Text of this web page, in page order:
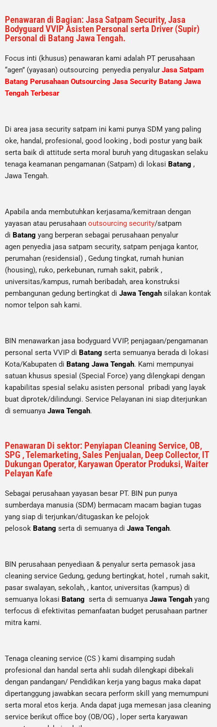
Penawaran di Bagian: Jasa Satpam Security, Jasa
Bodyguard VVIP Asisten Personal serta Driver (Supir)
Personal di Batang Jawa Tengah.
Focus inti (khusus) penawaran kami adalah PT perusahaan
“agen” (yayasan) outsourcing penyedia penyalur Jasa Satpam
Batang Perusahaan Outsourcing Jasa Security Batang Jawa
Tengah Terbesar
Di area jasa security satpam ini kami punya SDM yang paling
oke, handal, profesional, good looking , bodi postur yang baik
serta baik di attitude serta moral buruh yang ditugaskan selaku
tenaga keamanan pengamanan (Satpam) di lokasi Batang ,
Jawa Tengah.
Apabila anda membutuhkan kerjasama/kemitraan dengan
yayasan atau perusahaan outsourcing security/satpam
di Batang yang berperan sebagai perusahaan penyalur
agen penyedia jasa satpam security, satpam penjaga kantor,
perumahan (residensial) , Gedung tingkat, rumah hunian
(housing), ruko, perkebunan, rumah sakit, pabrik ,
universitas/kampus, rumah beribadah, area konstruksi
pembangunan gedung bertingkat di Jawa Tengah silakan kontak
nomor telpon sah kami.
BIN menawarkan jasa bodyguard VVIP, penjagaan/pengamanan
personal serta VVIP di Batang serta semuanya berada di lokasi
Kota/Kabupaten di Batang Jawa Tengah. Kami mempunyai
satuan khusus spesial (Special Force) yang dilengkapi dengan
kapabilitas spesial selaku asisten personal pribadi yang layak
buat diprotek/dilindungi. Service Pelayanan ini siap diterjunkan
di semuanya Jawa Tengah.
Penawaran Di sektor: Penyiapan Cleaning Service, OB,
SPG , Telemarketing, Sales Penjualan, Deep Collector, IT
Dukungan Operator, Karyawan Operator Produksi, Waiter
Pelayan Kafe
Sebagai perusahaan yayasan besar PT. BIN pun punya
sumberdaya manusia (SDM) bermacam macam bagian tugas
yang siap di terjunkan/ditugaskan ke pelojok
pelosok Batang serta di semuanya di Jawa Tengah.
BIN perusahaan penyediaan & penyalur serta pemasok jasa
cleaning service Gedung, gedung bertingkat, hotel , rumah sakit,
pasar swalayan, sekolah, , kantor, universitas (kampus) di
semuanya lokasi Batang serta di semuanya Jawa Tengah yang
terfocus di efektivitas pemanfaatan budget perusahaan partner
mitra kami.
Tenaga cleaning service (CS ) kami disamping sudah
profesional dan handal serta ahli sudah dilengkapi dibekali
dengan pandangan/ Pendidikan kerja yang bagus maka dapat
dipertanggung jawabkan secara perform skill yang memumpuni
serta moral etos kerja. Anda dapat juga memesan jasa cleaning
service berikut office boy (OB/OG) , loper serta karyawan